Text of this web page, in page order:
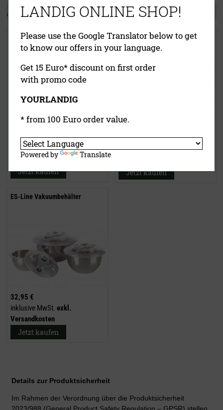
Andere Kunden kauften auch:
Vakuumiergerät V.300 Black
489,00 €
inklusive MwSt.exkl.
Versandkosten
Jetzt kaufen
Lava-Top Vakuumdeckel
inklusive MwSt.exkl.
Versandkosten
Jetzt kaufen
ES-Line Vakuumbehälter
32,95 €
inklusive MwSt. exkl.
Versandkosten
Jetzt kaufen
Details zur Produktsicherheit
Im Rahmen der Verordnung über die Produktsicherheit
LANDIG ONLINE SHOP!
Please use the Google Translator below to get
to know our offers in your language.
Get 15 Euro* discount on first order
with promo code
YOURLANDIG
* from 100 Euro order value.
Powered by Translate